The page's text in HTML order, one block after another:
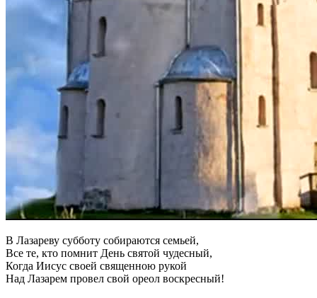
В Лазареву субботу собираются семьей,
Все те, кто помнит День святой чудесный,
Когда Иисус своей священною рукой
Над Лазарем провел свой ореол воскресный!